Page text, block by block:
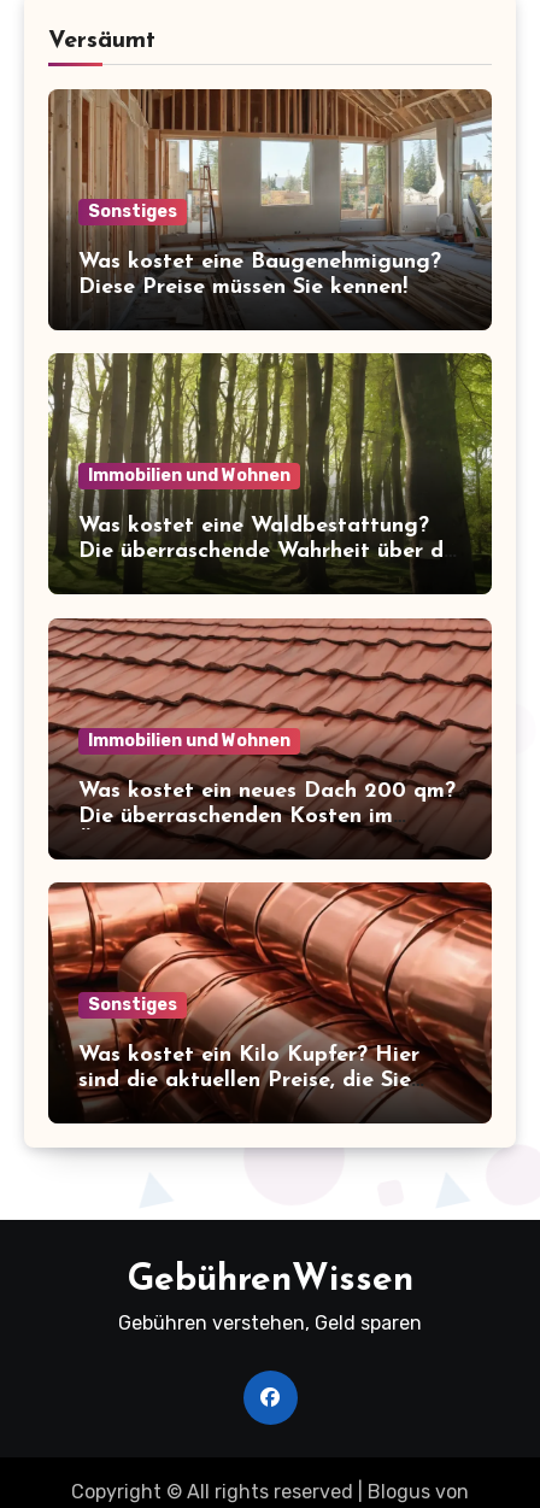
Versäumt
Sonstiges
Was kostet eine Baugenehmigung?
Diese Preise müssen Sie kennen!
Immobilien und Wohnen
Was kostet eine Waldbestattung?
Die überraschende Wahrheit über die
Kosten der letzten Ruhe
Immobilien und Wohnen
Was kostet ein neues Dach 200 qm?
Die überraschenden Kosten im
Überblick!
Sonstiges
Was kostet ein Kilo Kupfer? Hier
sind die aktuellen Preise, die Sie
kennen sollten!
GebührenWissen
Gebühren verstehen, Geld sparen
Copyright © All rights reserved Blogus von